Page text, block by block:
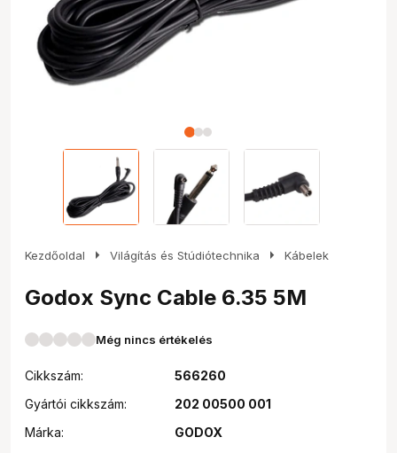
Kezdőoldal arrow_right Világítás és Stúdiótechnika arrow_right Kábelek
Godox Sync Cable 6.35 5M
Még nincs értékelés
Cikkszám:
566260
Gyártói cikkszám:
202 00500 001
Márka:
GODOX